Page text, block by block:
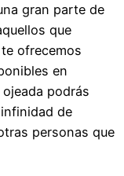
gran parte de
que
ofrecemos
en
podrás
de
personas que